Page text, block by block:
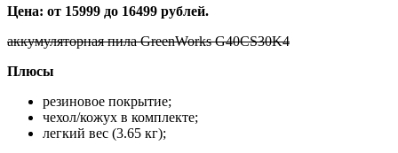
Цена: от 15999 до 16499 рублей.
аккумуляторная пила GreenWorks G40CS30K4
Плюсы
резиновое покрытие;
чехол/кожух в комплекте;
легкий вес (3.65 кг);